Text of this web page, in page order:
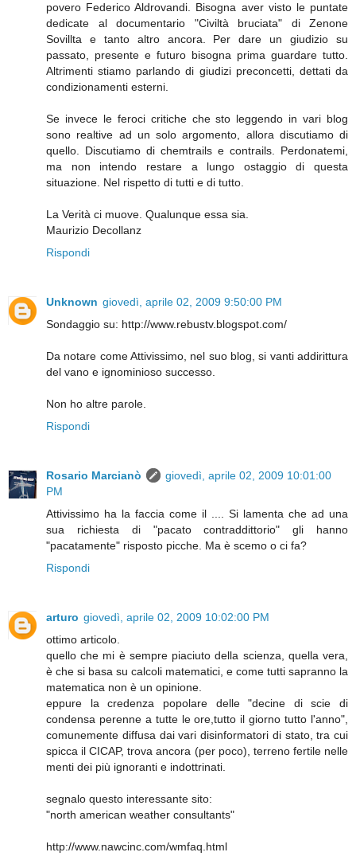
povero Federico Aldrovandi. Bisogna aver visto le puntate
dedicate al documentario "Civiltà bruciata" di Zenone
Sovillta e tanto altro ancora. Per dare un giudizio su
passato, presente e futuro bisogna prima guardare tutto.
Altrimenti stiamo parlando di giudizi preconcetti, dettati da
condizionamenti esterni.
Se invece le feroci critiche che sto leggendo in vari blog
sono realtive ad un solo argomento, allora discutiamo di
quello. Discutiamo di chemtrails e contrails. Perdonatemi,
ma non intendo restare a lungo ostaggio di questa
situazione. Nel rispetto di tutti e di tutto.
La Verità ci muove. Qualunque essa sia.
Maurizio Decollanz
Rispondi
Unknown giovedì, aprile 02, 2009 9:50:00 PM
Sondaggio su: http://www.rebustv.blogspot.com/
Da notare come Attivissimo, nel suo blog, si vanti addirittura
del vano e ignominioso successo.
Non ho altre parole.
Rispondi
Rosario Marcianò
giovedì, aprile 02, 2009 10:01:00
PM
Attivissimo ha la faccia come il .... Si lamenta che ad una
sua richiesta di "pacato contraddittorio" gli hanno
"pacatamente" risposto picche. Ma è scemo o ci fa?
Rispondi
arturo giovedì, aprile 02, 2009 10:02:00 PM
ottimo articolo.
quello che mi è sempre piaciuto della scienza, quella vera,
è che si basa su calcoli matematici, e come tutti sapranno la
matematica non è un opinione.
eppure la credenza popolare delle "decine di scie di
condensa perenne a tutte le ore,tutto il giorno tutto l'anno",
comunemente diffusa dai vari disinformatori di stato, tra cui
spicca il CICAP, trova ancora (per poco), terreno fertile nelle
menti dei più ignoranti e indottrinati.
segnalo questo interessante sito:
"north american weather consultants"
http://www.nawcinc.com/wmfaq.html